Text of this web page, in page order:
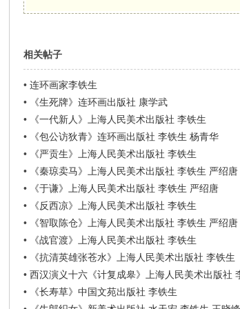
相关帖子
•连环画家李铁生
•
《生死牌》连环画出版社 康学武
•
《一代新人》上海人民美术出版社 李铁生
•
《包公访狄青》连环画出版社 李铁生 杨青华
•
《严贡生》上海人民美术出版社 李铁生
•
《秦琼卖马》上海人民美术出版社 李铁生 严绍唐
•
《于谦》上海人民美术出版社 李铁生 严绍唐
•
《反西凉》上海人民美术出版社 李铁生
•
《智取陈仓》上海人民美术出版社 李铁生 严绍唐
•
《战官渡》上海人民美术出版社 李铁生
•
《抗清英雄张苍水》上海人民美术出版社 李铁生
•西汉演义十六《计复成皋》上海人民美术出版社
•
《长寿草》中国文苑出版社 李铁生